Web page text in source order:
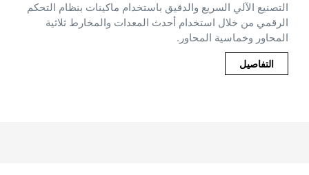
التصنيع الآلي السريع والدقيق باستخدام ماكينات بنظام التحكم
الرقمي من خلال استخدام أحدث المعدات والمخارط ثلاثية
المحاور وخماسية المحاور.
التفاصيل